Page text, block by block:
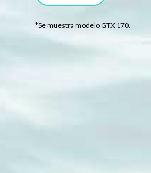
*Se muestra modelo GTX 170.